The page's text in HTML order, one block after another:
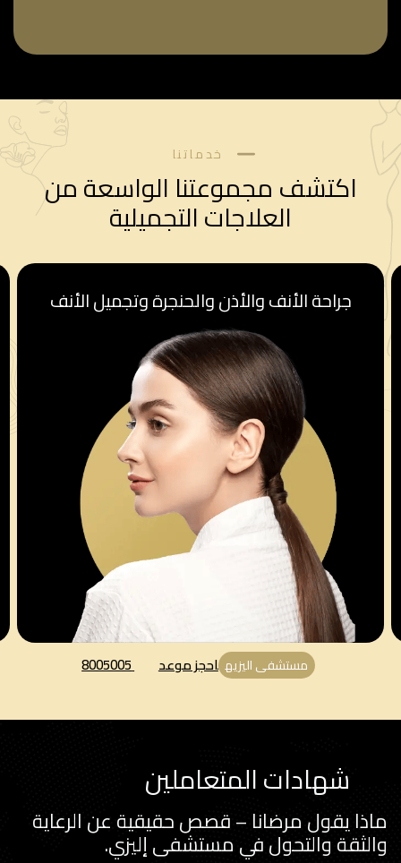
خدماتنا
اكتشف مجموعتنا الواسعة من
العلاجات التجميلية
قسم أمراض النساء والولادة
مستشفى اليزيه احجز موعد 8005005
شهادات المتعاملين
يقول مرضانا – قصص حقيقية عن الرعاية
والتحول في مستشفى إليزي.